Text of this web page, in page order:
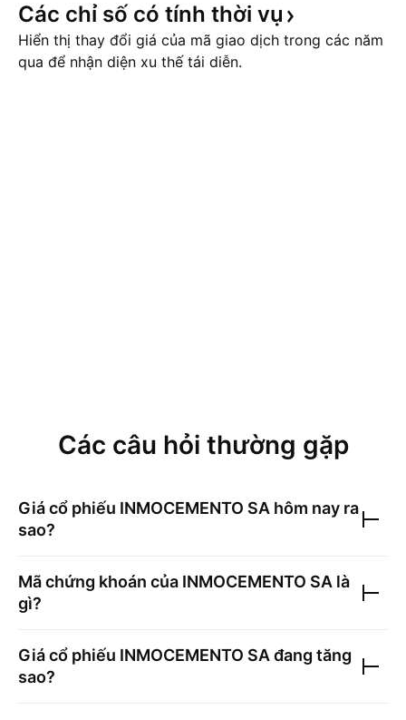
Các chỉ số có tính thời vụ
Hiển thị thay đổi giá của mã giao dịch trong các năm
qua để nhận diện xu thế tái diễn.
Các câu hỏi thường gặp
Giá cổ phiếu INMOCEMENTO SA hôm nay ra
sao?
Mã chứng khoán của INMOCEMENTO SA là
gì?
Giá cổ phiếu INMOCEMENTO SA đang tăng
sao?